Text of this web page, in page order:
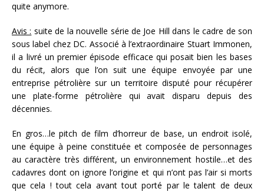
quite anymore.
Avis : suite de la nouvelle série de Joe Hill dans le cadre de son
sous label chez DC. Associé à l’extraordinaire Stuart Immonen,
il a livré un premier épisode efficace qui posait bien les bases
du récit, alors que l’on suit une équipe envoyée par une
entreprise pétrolière sur un territoire disputé pour récupérer
une plate-forme pétrolière qui avait disparu depuis des
décennies.
En gros…le pitch de film d’horreur de base, un endroit isolé,
une équipe à peine constituée et composée de personnages
au caractère très différent, un environnement hostile…et des
cadavres dont on ignore l’origine et qui n’ont pas l’air si morts
que cela ! tout cela avant tout porté par le talent de deux